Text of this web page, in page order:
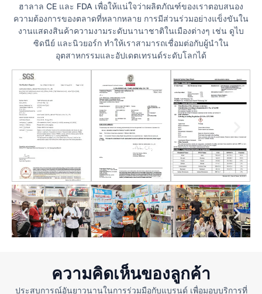
ฮาลาล CE และ FDA เพื่อให้แน่ใจว่าผลิตภัณฑ์ของเราตอบสนอง
ความต้องการของตลาดที่หลากหลาย การมีส่วนร่วมอย่างแข็งขันใน
งานแสดงสินค้าความงามระดับนานาชาติในเมืองต่างๆ เช่น ดูไบ
ซิดนีย์ และนิวยอร์ก ทำให้เราสามารถเชื่อมต่อกับผู้นำใน
อุตสาหกรรมและอัปเดตเทรนด์ระดับโลกได้
ความคิดเห็นของลูกค้า
ประสบการณ์อันยาวนานในการร่วมมือกับแบรนด์ เพื่อมอบบริการที่